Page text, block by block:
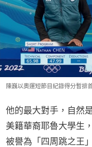
陳巍以奧運短節目紀錄得分暫排
他的最大對手，自然
美籍華裔耶魯大學生
被譽為「四周跳之王